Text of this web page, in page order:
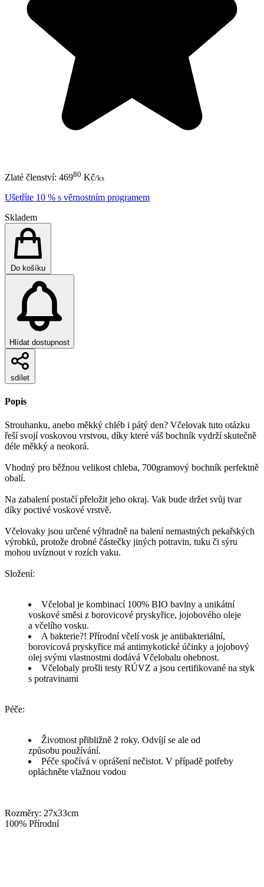
Zlaté členství: 46980 Kč/ks
Ušetříte 10 % s věrnostním programem
Skladem
Do košíku
Hlídat dostupnost
sdílet
Popis
Strouhanku, anebo měkký chléb i pátý den? Včelovak tuto otázku
řeší svojí voskovou vrstvou, díky které váš bochník vydrží skutečně
déle měkký a neokorá.
Vhodný pro běžnou velikost chleba, 700gramový bochník perfektně
obalí.
Na zabalení postačí přeložit jeho okraj. Vak bude držet svůj tvar
díky poctivé voskové vrstvě.
Včelovaky jsou určené výhradně na balení nemastných pekařských
výrobků, protože drobné částečky jiných potravin, tuku či sýru
mohou uvíznout v rozích vaku.
Složení:
Včelobal je kombinací 100% BIO bavlny a unikátní
voskové směsi z borovicové pryskyřice, jojobového oleje
a včelího vosku.
A bakterie?! Přírodní včelí vosk je antibakteriální,
borovicová pryskyřice má antimykotické účinky a jojobový
olej svými vlastnostmi dodává Včelobalu ohebnost.
Včelobaly prošli testy RÚVZ a jsou certifikované na styk
s potravinami
Péče:
Životnost přibližně 2 roky. Odvíjí se ale od
způsobu používání.
Péče spočívá v oprášení nečistot. V případě potřeby
opláchněte vlažnou vodou
Rozměry: 27x33cm
100% Přírodní